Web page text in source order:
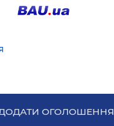
ОГОЛОШЕННЯ